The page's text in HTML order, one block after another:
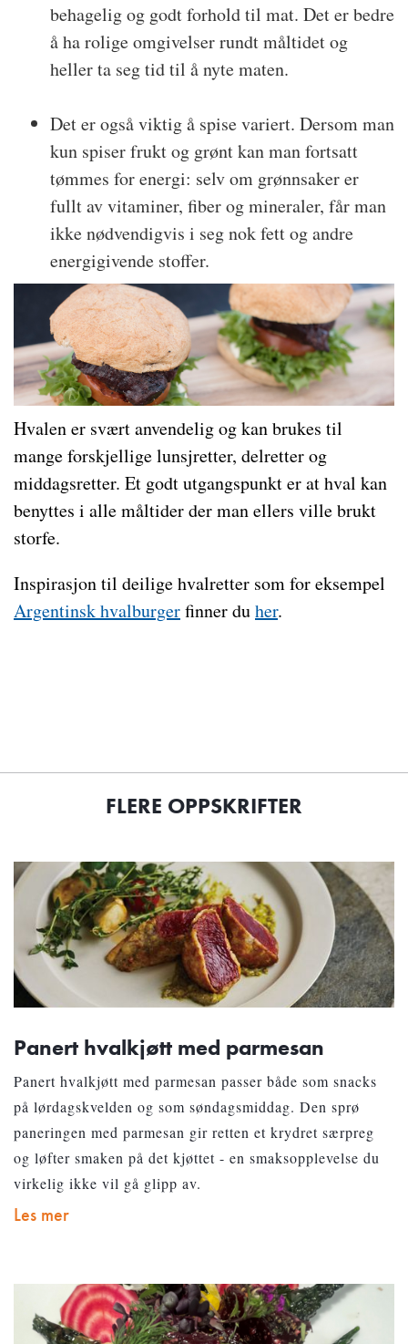
behagelig og godt forhold til mat. Det er bedre
å ha rolige omgivelser rundt måltidet og
heller ta seg tid til å nyte maten.
Det er også viktig å spise variert. Dersom man
kun spiser frukt og grønt kan man fortsatt
tømmes for energi: selv om grønnsaker er
fullt av vitaminer, fiber og mineraler, får man
ikke nødvendigvis i seg nok fett og andre
energigivende stoffer.
Hvalen er svært anvendelig og kan brukes til
mange forskjellige lunsjretter, delretter og
middagsretter. Et godt utgangspunkt er at hval kan
benyttes i alle måltider der man ellers ville brukt
storfe.
Inspirasjon til deilige hvalretter som for eksempel
Argentinsk hvalburgerfinner duher.
FLERE OPPSKRIFTER
Panert hvalkjøtt med parmesan
Panert hvalkjøtt med parmesan passer både som snacks
på lørdagskvelden og som søndagsmiddag. Den sprø
paneringen med parmesan gir retten et krydret særpreg
og løfter smaken på det kjøttet - en smaksopplevelse du
virkelig ikke vil gå glipp av.
Les mer